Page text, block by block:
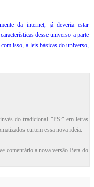
da internet, já deveria estar
desse universo a parte
isso, a leis básicas do universo,
do tradicional "PS:" em letras
curtem essa nova ideia.
comentário a nova versão Beta do